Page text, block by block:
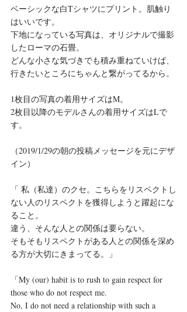
ベーシックな白Tシャツにプリント。肌触り
はいいです。
下地になっている写真は、オリジナルで撮影
したローマの石畳。
どんな小さな気づきでも積み重ねていけば、
行きたいところにちゃんと繋がってるから。
1枚目の写真の着用サイズはM。
2枚目以降のモデルさんの着用サイズはLで
す。
（2019/1/29の朝の投稿メッセージを元にデザ
イン）
「 私（私達）のクセ。こちらをリスペクトし
ない人のリスペクトを獲得しようと躍起にな
ること。
違う、そんな人との関係は要らない。
そもそもリスペクトがある人との関係を深め
る方が大切にきまってる。」
「My (our) habit is to rush to gain respect for
those who do not respect me.
No, I do not need a relationship with such a